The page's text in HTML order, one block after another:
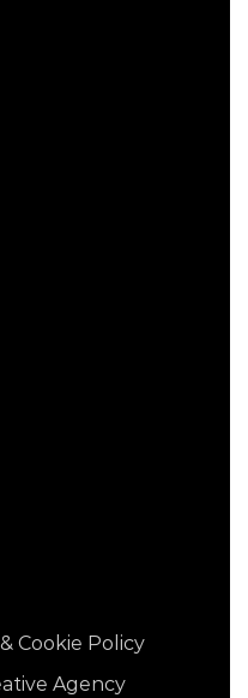
Cookie Policy
Agency